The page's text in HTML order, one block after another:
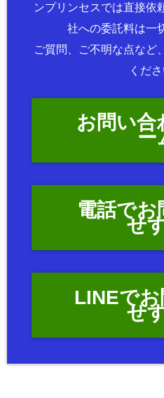
ンプリンセスでは直接依
社への委託料は一
ご質問、ご不明な点など
くださ
お問い合
ー
電話でお
せ
LINEで
せ